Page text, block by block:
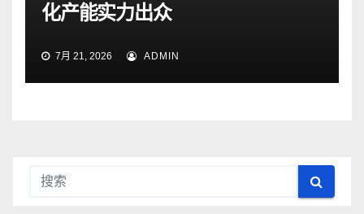
化产能实力出众
7月 21, 2026 ADMIN